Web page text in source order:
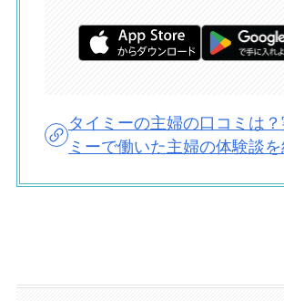
タイミーの主婦の口コミは
ミーで働いた主婦の体験談